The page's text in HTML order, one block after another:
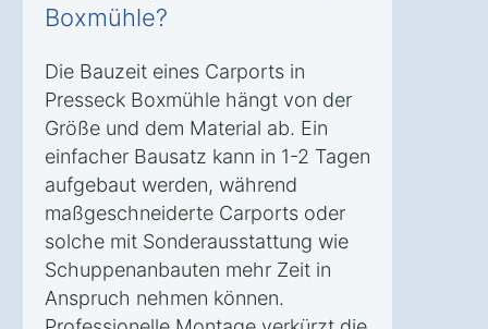
Boxmühle?
Die Bauzeit eines Carports in
Presseck Boxmühle hängt von der
Größe und dem Material ab. Ein
einfacher Bausatz kann in 1-2 Tagen
aufgebaut werden, während
maßgeschneiderte Carports oder
solche mit Sonderausstattung wie
Schuppenanbauten mehr Zeit in
Anspruch nehmen können.